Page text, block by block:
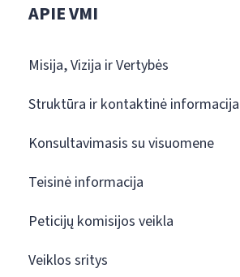
APIE VMI
Misija, Vizija ir Vertybės
Struktūra ir kontaktinė informacija
Konsultavimasis su visuomene
Teisinė informacija
Peticijų komisijos veikla
Veiklos sritys